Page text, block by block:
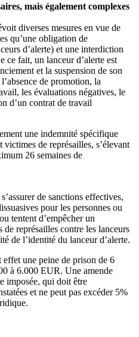
mais également complexes
diverses mesures en vue de
qu’une obligation de
d’alerte) et une interdiction
ce fait, un lanceur d’alerte est
et la suspension de son
de promotion, la
les évaluations négatives, le
d’un contrat de travail
une indemnité spécifique
de représailles, s’élevant
26 semaines de
de sanctions effectives,
pour les personnes ou
tentent d’empêcher un
de représailles contre les lanceurs
de l’identité du lanceur d’alerte.
une peine de prison de 6
à 6.000 EUR. Une amende
imposée, qui doit être
et ne peut pas excéder 5%